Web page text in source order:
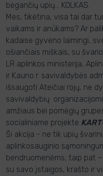
bėgančių upių… KOLKAS.
Mes, tikėtina, visa tai dar
vaikams ir anūkams? Ar
kadaise gyveno laimingi,
ošiančiais miškais, su
LR aplinkos ministerija,
ir Kauno r. savivaldybės
išsaugoti Ateičiai rojų, ne
savivaldybių
amžiaus bei pomėgių
socialiniame projekte
Ši akcija - ne tik upių
aplinkosauginio
bendruomenėms, taip pat
su savo įstaigos, krašto ir